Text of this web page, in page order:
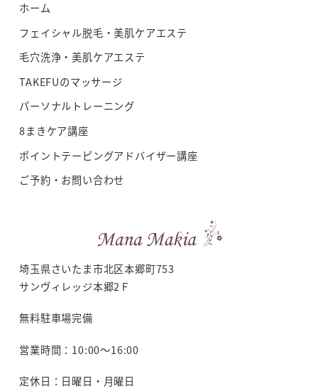
ホーム
フェイシャル脱毛・美肌ケアエステ
毛穴洗浄・美肌ケアエステ
TAKEFUのマッサージ
パーソナルトレーニング
8まきケア講座
ポイントテーピングアドバイザー講座
ご予約・お問い合わせ
埼玉県さいたま市北区本郷町753
サンヴィレッジ本郷2Ｆ
無料駐車場完備
営業時間：10:00～16:00
定休日：日曜日・月曜日